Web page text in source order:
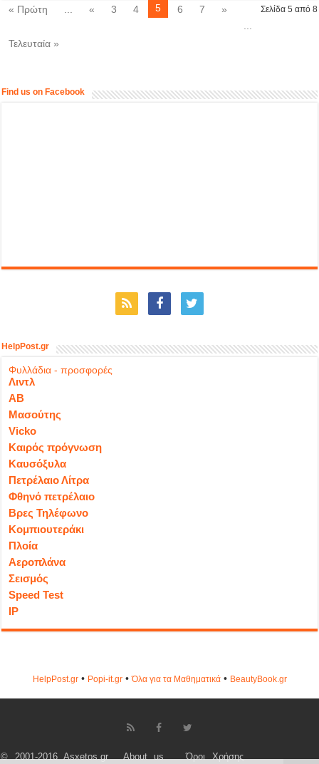
Σελίδα 5 από 8
« Πρώτη « 3 4 5 6 7
»
Τελευταία »
Find us on Facebook
HelpPost.gr
Φυλλάδια - προσφορές
Λιντλ
ΑΒ
Μασούτης
Vicko
Καιρός πρόγνωση
Καυσόξυλα
Πετρέλαιο Λίτρα
Φθηνό πετρέλαιο
Βρες Τηλέφωνο
Κομπιουτεράκι
Πλοία
Αεροπλάνα
Σεισμός
Speed Test
IP
HelpPost.gr• Popi-it.gr•Όλα για τα Μαθηματικά• ΒeautyΒook.gr
© 2001-2016 Asxetos.gr About us Όροι Χρήσης